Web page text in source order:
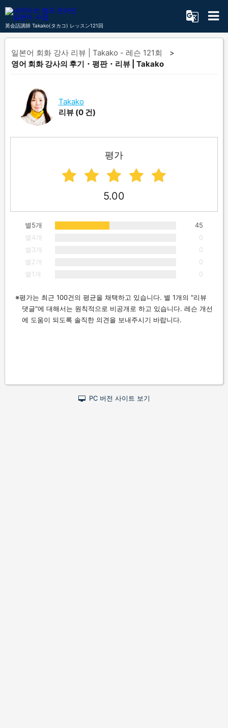
英会話講師 Takako(タカコ) レッスン121回
일본어 회화 강사 리뷰 | Takako - 레슨 121회
영어 회화 강사의 후기・평판・리뷰 | Takako
Takako
리뷰 (0 건)
평가
5.00
별5개
45
별4개
0
별3개
0
별2개
0
별1개
0
평가는 최근 100건의 평균을 채택하고 있습니다. 별 1개의 "리뷰
댓글"에 대해서는 원칙적으로 비공개로 하고 있습니다. 레슨 개선
에 도움이 되도록 솔직한 의견을 보내주시기 바랍니다.
PC 버전 사이트 보기